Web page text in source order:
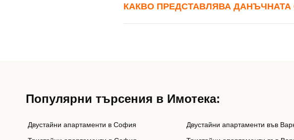
КАКВО ПРЕДСТАВЛЯВА ДАНЪЧНАТА
Популярни търсения в Имотека:
Двустайни апартаменти в София
Двустайни апартаменти във